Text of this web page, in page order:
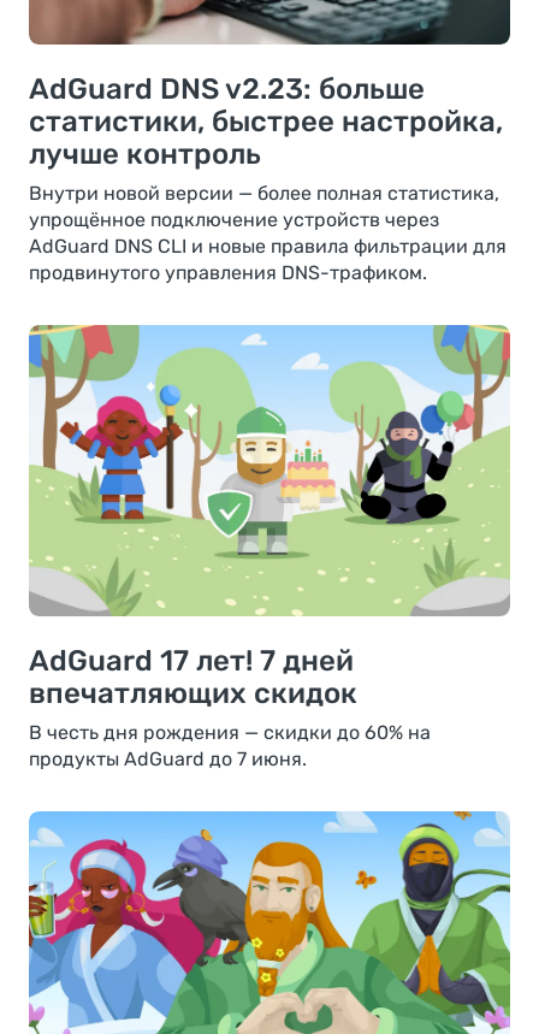
AdGuard DNS v2.23: больше
статистики, быстрее настройка,
лучше контроль
Внутри новой версии — более полная статистика,
упрощённое подключение устройств через
AdGuard DNS CLI и новые правила фильтрации для
продвинутого управления DNS-трафиком.
AdGuard 17 лет! 7 дней
впечатляющих скидок
В честь дня рождения — скидки до 60% на
продукты AdGuard до 7 июня.